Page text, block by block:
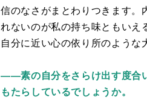
信のなさがまとわりつきます。
れないのが私の持ち味ともいえ
自分に近い心の依り所のような
——素の自分をさらけ出す度合
もたらしているでしょうか。